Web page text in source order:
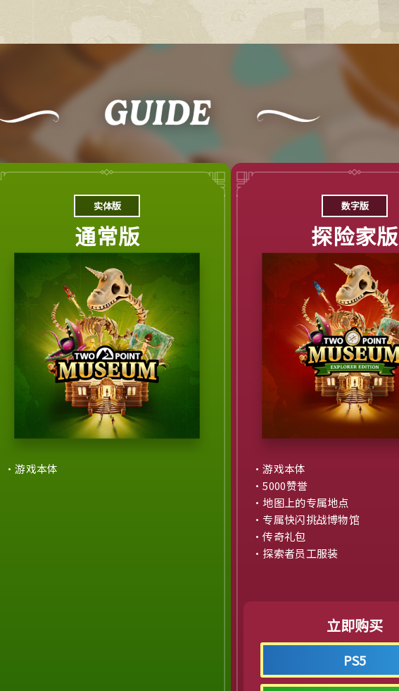
实体版
通常版
・游戏本体
数字版
探险家版
・游戏本体
・5000赞誉
・地图上的专属地点
・专属快闪挑战博物馆
・传奇礼包
・探索者员工服装
立即购买
PS5